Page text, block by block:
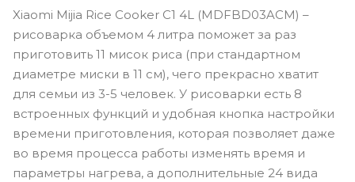
Xiaomi Mijia Rice Cooker C1 4L (MDFBD03ACM) –
рисоварка объемом 4 литра поможет за раз
приготовить 11 мисок риса (при стандартном
диаметре миски в 11 см), чего прекрасно хватит
для семьи из 3-5 человек. У рисоварки есть 8
встроенных функций и удобная кнопка настройки
времени приготовления, которая позволяет даже
во время процесса работы изменять время и
параметры нагрева, а дополнительные 24 вида